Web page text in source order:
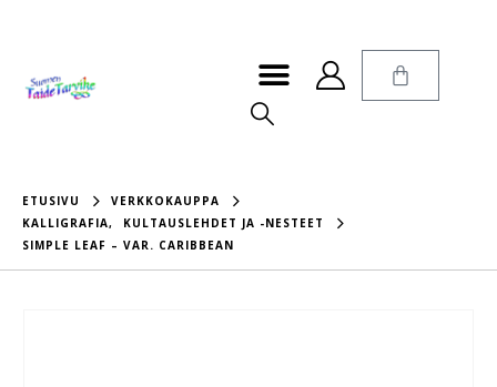
ETUSIVU
VERKKOKAUPPA
KALLIGRAFIA,
KULTAUSLEHDET JA -NESTEET
SIMPLE LEAF – VAR. CARIBBEAN